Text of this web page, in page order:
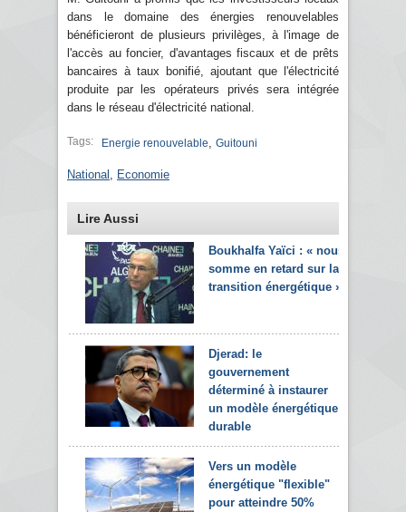
dans le domaine des énergies renouvelables
bénéficieront de plusieurs privilèges, à l'image de
l'accès au foncier, d'avantages fiscaux et de prêts
bancaires à taux bonifié, ajoutant que l'électricité
produite par les opérateurs privés sera intégrée
dans le réseau d'électricité national.
Tags: Energie renouvelable Guitouni
National Economie
Lire Aussi
Boukhalfa Yaïci : « nous
somme en retard sur la
transition énergétique »
Djerad: le
gouvernement
déterminé à instaurer
un modèle énergétique
durable
Vers un modèle
énergétique "flexible"
pour atteindre 50%